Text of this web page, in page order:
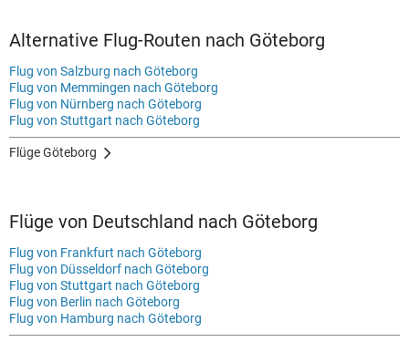
Alternative Flug-Routen nach Göteborg
Flug von Salzburg nach Göteborg
Flug von Memmingen nach Göteborg
Flug von Nürnberg nach Göteborg
Flug von Stuttgart nach Göteborg
Flüge Göteborg
Flüge von Deutschland nach Göteborg
Flug von Frankfurt nach Göteborg
Flug von Düsseldorf nach Göteborg
Flug von Stuttgart nach Göteborg
Flug von Berlin nach Göteborg
Flug von Hamburg nach Göteborg